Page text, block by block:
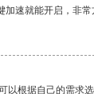
速就能开启，非常
以根据自己的需求